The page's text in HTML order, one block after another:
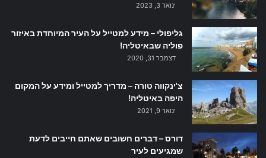
ינואר 3, 2023
גליפולי – מידע למטייל על העיר המיוחדת באיזור
פוליה שבאיטליה!
דצמבר 31, 2020
צ'ינקווה טורה – מדריך למטייל ומידע על המקום
היפה באיטליה!
ינואר 9, 2021
דורס – דברים חשובים שאתם חייבים לדעת
שמגיעים לעיר